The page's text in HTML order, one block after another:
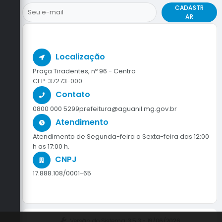
Localização
Praça Tiradentes, nº 96 - Centro
CEP: 37273-000
Contato
0800 000 5299prefeitura@aguanil.mg.gov.br
Atendimento
Atendimento de Segunda-feira a Sexta-feira das 12:00
h as 17:00 h.
CNPJ
17.888.108/0001-65
CADASTR
AR